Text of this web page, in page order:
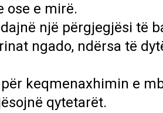
ose e mirë.
një përgjegjësi të
ngado, ndërsa të
keqmenaxhimin e
qytetarët.